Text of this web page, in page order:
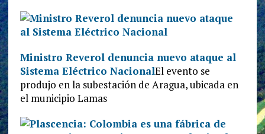
Ministro Reverol denuncia nuevo ataque al
Sistema Eléctrico NacionalEl evento se
produjo en la subestación de Aragua, ubicada en
el municipio Lamas